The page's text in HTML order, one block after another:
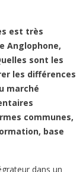
est très
Anglophone,
sont les
les différences
marché
communes,
base
dans un